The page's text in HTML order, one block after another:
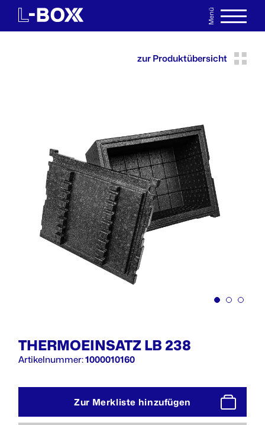
Menü
MERKLISTE
zur Produktübersicht
THERMOEINSATZ LB 238
Artikelnummer:1000010160
Zur Merkliste hinzufügen